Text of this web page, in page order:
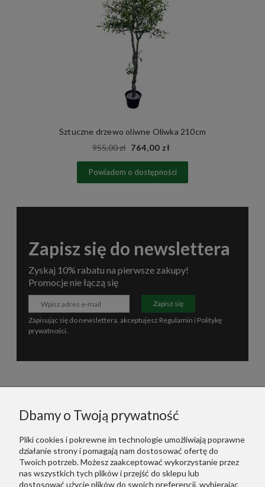
Sztuczne drzewo oliwne Oliwka 210cm
955,00 zł 764,00 zł
Powiadom o dostępności
Zapisz się do newslettera
Zyskaj 10% rabatu na pierwsze zakupy!
Promocje nie łączą się
Zapisz się
Zapisując się do newslettera, akceptujesz Regulamin i Politykę
prywatności.
Warunki Zakupów
Dbamy o Twoją prywatność
Pliki cookies i pokrewne im technologie umożliwiają poprawne
działanie strony i pomagają nam dostosować ofertę do
Twoich potrzeb. Możesz zaakceptować wykorzystanie przez
nas wszystkich tych plików i przejść do sklepu lub
dostosować użycie plików do swoich preferencji, wybierając